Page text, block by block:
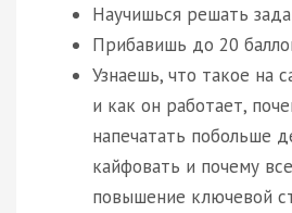
Научишься решать
Прибавишь до 20
Узнаешь, что такое на
и как он работает,
напечатать побольше
кайфовать и почему
повышение ключевой